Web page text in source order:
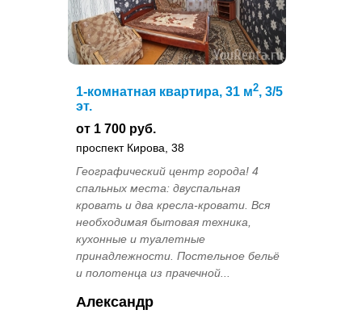
1-комнатная квартира, 31 м2, 3/5
эт.
от 1 700 руб.
проспект Кирова, 38
Географический центр города! 4
спальных места: двуспальная
кровать и два кресла-кровати. Вся
необходимая бытовая техника,
кухонные и туалетные
принадлежности. Постельное бельё
и полотенца из прачечной...
Александр